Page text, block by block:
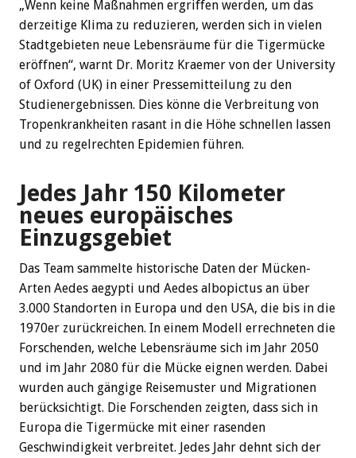
„Wenn keine Maßnahmen ergriffen werden, um das
derzeitige Klima zu reduzieren, werden sich in vielen
Stadtgebieten neue Lebensräume für die Tigermücke
eröffnen“, warnt Dr. Moritz Kraemer von der University
of Oxford (UK) in einer Pressemitteilung zu den
Studienergebnissen. Dies könne die Verbreitung von
Tropenkrankheiten rasant in die Höhe schnellen lassen
und zu regelrechten Epidemien führen.
Jedes Jahr 150 Kilometer
neues europäisches
Einzugsgebiet
Das Team sammelte historische Daten der Mücken-
Arten Aedes aegypti und Aedes albopictus an über
3.000 Standorten in Europa und den USA, die bis in die
1970er zurückreichen. In einem Modell errechneten die
Forschenden, welche Lebensräume sich im Jahr 2050
und im Jahr 2080 für die Mücke eignen werden. Dabei
wurden auch gängige Reisemuster und Migrationen
berücksichtigt. Die Forschenden zeigten, dass sich in
Europa die Tigermücke mit einer rasenden
Geschwindigkeit verbreitet. Jedes Jahr dehnt sich der